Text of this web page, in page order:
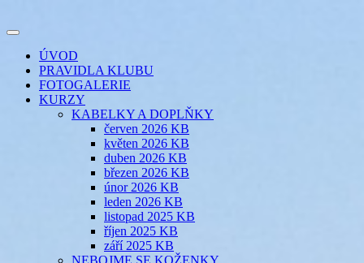
k
webuEVIKLUB
šicí klub
Toggle
navigation
ÚVOD
PRAVIDLA KLUBU
FOTOGALERIE
KURZY
KABELKY A DOPLŇKY
červen 2026 KB
květen 2026 KB
duben 2026 KB
březen 2026 KB
únor 2026 KB
leden 2026 KB
listopad 2025 KB
říjen 2025 KB
září 2025 KB
NEBOJME SE KOŽENKY